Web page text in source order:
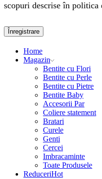
scopuri descrise în politica
Înregistrare
Home
Magazin
Bentite cu Flori
Bentite cu Perle
Bentite cu Pietre
Bentite Baby
Accesorii Par
Coliere statement
Bratari
Curele
Genti
Cercei
Imbracaminte
Toate Produsele
ReduceriHot